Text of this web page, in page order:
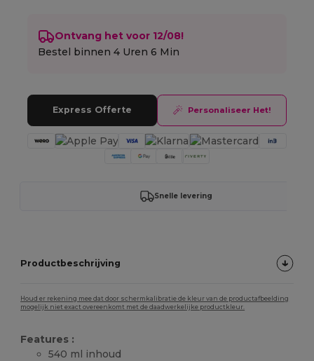
Ontvang het voor 12/08!
Bestel binnen4 Uren 6 Min
Express Offerte Personaliseer Het!
Snelle levering
Productbeschrijving
Houd er rekening mee dat door schermkalibratie de kleur van de productafbeelding
mogelijk niet exact overeenkomt met de daadwerkelijke productkleur.
Features :
540 ml inhoud